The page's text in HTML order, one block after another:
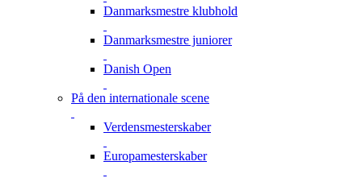
Danmarksmestre klubhold
Danmarksmestre juniorer
Danish Open
På den internationale scene
Verdensmesterskaber
Europamesterskaber